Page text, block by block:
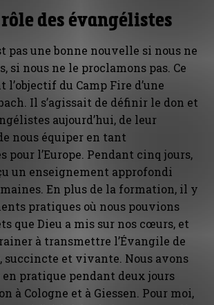
des évangélistes
pas une bonne nouvelle si nous ne
si nous ne le proclamons pas. Ce
du Camp Fire d’une
Il s’agissait de définir le don et
aujourd’hui, de leur
nous équiper en tant
pour l’Europe. Pendant cinq jours,
un enseignement approfondi
En plus de la formation, il y
pratiques où nous pouvions
que Dieu a mis sur nos cœurs, et
à transmettre l’Évangile de
succincte et vivante. Nous avons
pratique pendant deux jours
à Cologne et à Giessen. Pour moi,